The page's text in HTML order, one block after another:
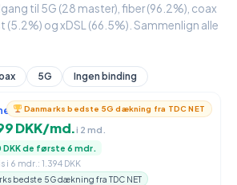
til 5G (28 master), fiber (96.2%), coax
og xDSL (66.5%). Sammenlign alle
5G Ingen binding
Danmarks bedste 5G dækning fra TDC NET
950 / 90 Mbit/s
DKK/md.i 2 md.
DKK de første 6 mdr.
i 6 mdr.: 1.394 DKK
bedste 5G dækning fra TDC NET